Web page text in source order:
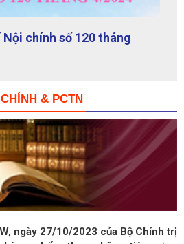
& PCTN
ngày 27/10/2023 của Bộ Chính trị
chống tham nhũng, tiêu cực
sát, thi hành kỷ luật đảng và
kiểm toán
hạn trong cơ quan, tổ chức,